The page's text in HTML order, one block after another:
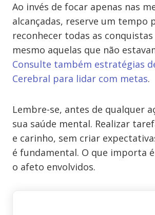
Ao invés de focar apenas nas
alcançadas, reserve um tempo
reconhecer todas as
mesmo aquelas que não
Consulte também estratégias
Cerebral para lidar com metas.
Lembre-se, antes de qualquer
sua saúde mental. Realizar
e carinho, sem criar
é fundamental. O que importa
o afeto envolvidos.